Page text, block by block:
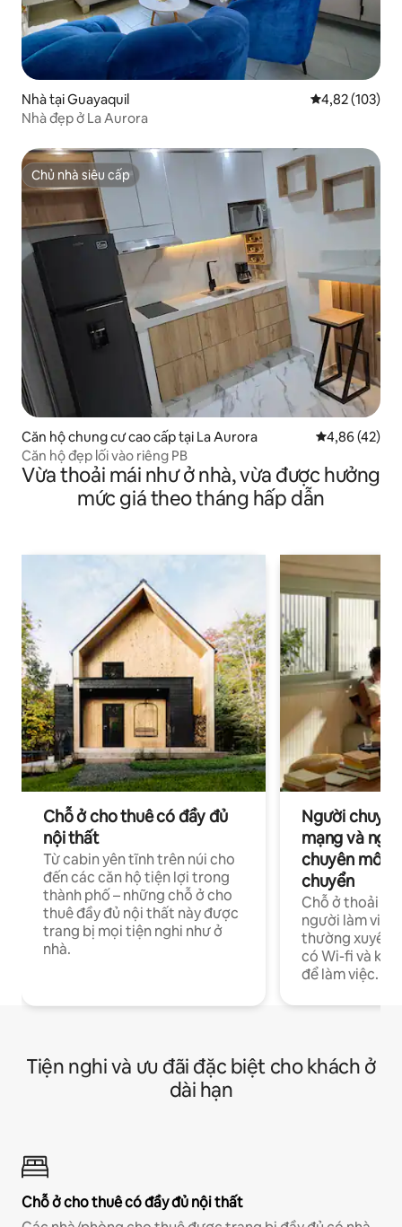
Nhà tại Guayaquil Xếp hạng
4,82 (103)
Nhà đẹp ở La Aurora
Chủ nhà siêu cấp
Chủ nhà siêu cấp
Căn hộ chung cư cao cấp tại La Aurora Xếp hạng
4,86 (42)
Căn hộ đẹp lối vào riêng PB
Vừa thoải mái như ở nhà, vừa được hưởng
mức giá theo tháng hấp dẫn
Chỗ ở cho thuê có đầy đủ
nội thất
Từ cabin yên tĩnh trên núi cho
đến các căn hộ tiện lợi trong
thành phố – những chỗ ở cho
thuê đầy đủ nội thất này được
trang bị mọi tiện nghi như ở
nhà.
Người
mạng và
chuyên môn
chuyển
Chỗ ở thoải
người làm việc
thường xuyên
có Wi-fi và
để làm việc.
Tiện nghi và ưu đãi đặc biệt cho khách ở
dài hạn
Chỗ ở cho thuê có đầy đủ nội thất